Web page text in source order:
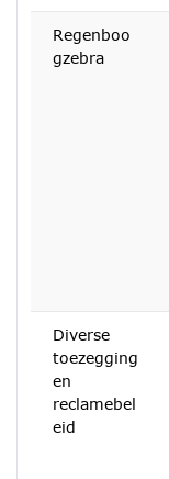
Regenboo
gzebra
Diverse
toezegging
en
reclamebel
eid